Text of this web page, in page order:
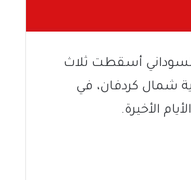
أسقطت ثلاث
شمال كردفان، في
الأخيرة.